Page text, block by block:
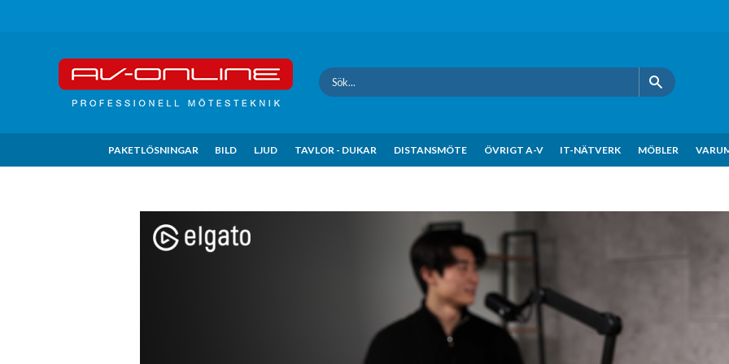
PAKETLÖSNINGAR BILD LJUD TAVLOR - DUKAR DISTANSMÖTE ÖVRIGT A-V IT-NÄTVERK MÖBLER